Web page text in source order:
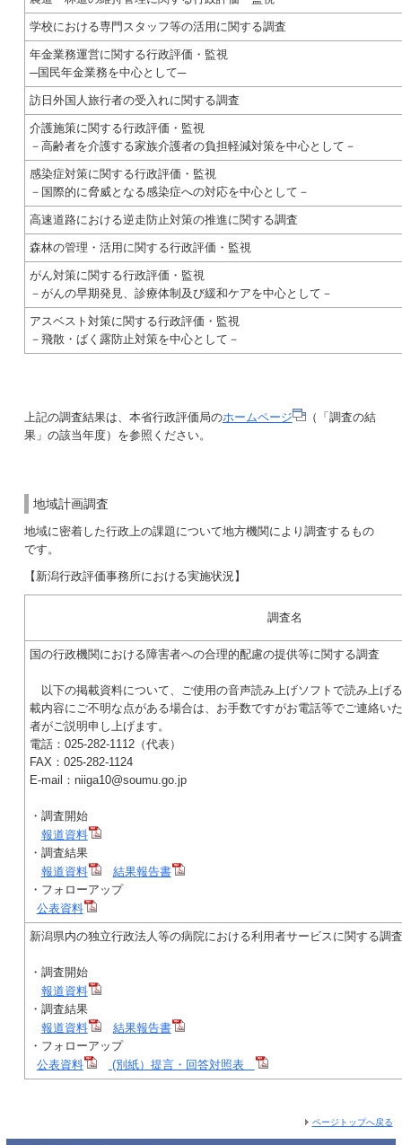
学校における専門スタッフ等の活用に関する調査
年金業務運営に関する行政評価・監視
─国民年金業務を中心として─
訪日外国人旅行者の受入れに関する調査
介護施策に関する行政評価・監視
－高齢者を介護する家族介護者の負担軽減対策を中心として－
感染症対策に関する行政評価・監視
－国際的に脅威となる感染症への対応を中心として－
高速道路における逆走防止対策の推進に関する調査
森林の管理・活用に関する行政評価・監視
がん対策に関する行政評価・監視
－がんの早期発見、診療体制及び緩和ケアを中心として－
アスベスト対策に関する行政評価・監視
－飛散・ばく露防止対策を中心として－
上記の調査結果は、本省行政評価局のホームページ
（「調査の結
果」の該当年度）を参照ください。
地域計画調査
地域に密着した行政上の課題について地方機関により調査するもの
です。
【新潟行政評価事務所における実施状況】
調査名
国の行政機関における障害者への合理的配慮の提供等に関する調査
以下の掲載資料について、ご使用の音声読み上げソフトで読み上げ
載内容にご不明な点がある場合は、お手数ですがお電話等でご連絡い
者がご説明申し上げます。
電話：025-282-1112（代表）
FAX：025-282-1124
E-mail：niiga10@soumu.go.jp
・調査開始
報道資料
・調査結果
報道資料
結果報告書
・フォローアップ
公表資料
新潟県内の独立行政法人等の病院における利用者サービスに関する調
・調査開始
報道資料
・調査結果
報道資料
結果報告書
・フォローアップ
公表資料
(別紙）提言・回答対照表
ページトップへ戻る